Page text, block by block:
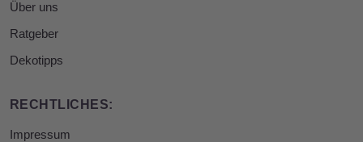
Über uns
Ratgeber
Dekotipps
RECHTLICHES:
Impressum